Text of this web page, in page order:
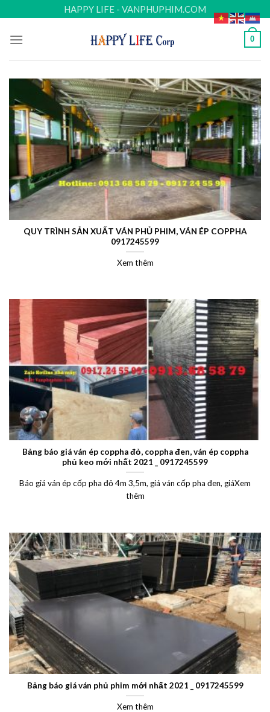
to
content
HAPPY LIFE - VANPHUPHIM.COM
0
QUY TRÌNH SẢN XUẤT VÁN PHỦ PHIM, VÁN ÉP COPPHA
0917245599
Xem thêm
Bảng báo giá ván ép coppha đỏ, coppha đen, ván ép coppha
phủ keo mới nhất 2021 _ 0917245599
Báo giá ván ép cốp pha đỏ 4m 3,5m, giá ván cốp pha đen, giáXem
thêm
Bảng báo giá ván phủ phim mới nhất 2021 _ 0917245599
Xem thêm